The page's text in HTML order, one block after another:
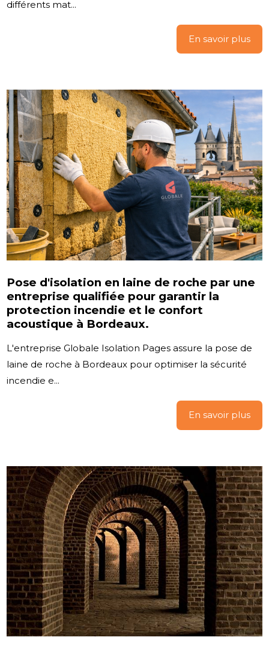
différents mat...
En savoir plus
Pose d'isolation en laine de roche par une
entreprise qualifiée pour garantir la
protection incendie et le confort
acoustique à Bordeaux.
L'entreprise Globale Isolation Pages assure la pose de
laine de roche à Bordeaux pour optimiser la sécurité
incendie e...
En savoir plus